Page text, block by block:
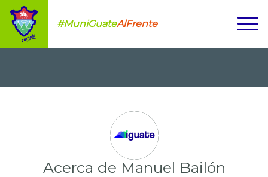
#MuniGuateAlFrente
Acerca de Manuel Bailón